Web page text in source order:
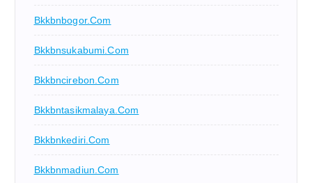
Bkkbnbogor.com
Bkkbnsukabumi.com
Bkkbncirebon.com
Bkkbntasikmalaya.com
Bkkbnkediri.com
Bkkbnmadiun.com